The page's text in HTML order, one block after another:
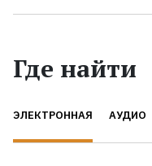
Где найти
ЭЛЕКТРОННАЯ АУДИО